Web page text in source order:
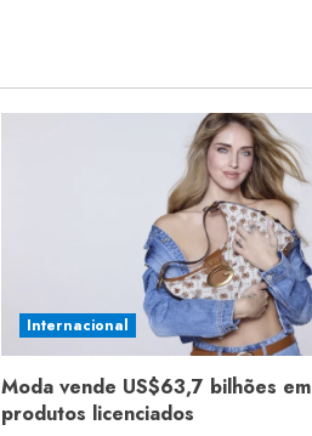
Internacional
Moda vende US$63,7 bilhões em
produtos licenciados